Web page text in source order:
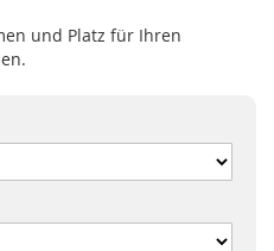
und Platz für Ihren